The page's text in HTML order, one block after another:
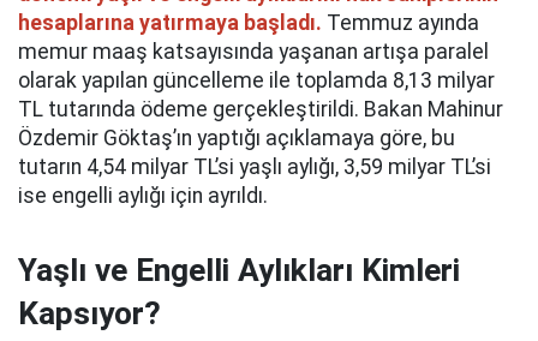
hesaplarına yatırmaya başladı. Temmuz ayında
memur maaş katsayısında yaşanan artışa paralel
olarak yapılan güncelleme ile toplamda 8,13 milyar
TL tutarında ödeme gerçekleştirildi. Bakan Mahinur
Özdemir Göktaş’ın yaptığı açıklamaya göre, bu
tutarın 4,54 milyar TL’si yaşlı aylığı, 3,59 milyar TL’si
ise engelli aylığı için ayrıldı.
Yaşlı ve Engelli Aylıkları Kimleri
Kapsıyor?